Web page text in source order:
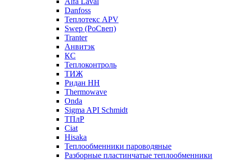
Danfoss
Теплотекс APV
Swep (РоСвеп)
Tranter
Анвитэк
КС
Теплоконтроль
ТИЖ
Ридан НН
Thermowave
Onda
Sigma API Schmidt
ТПлР
Ciat
Hisaka
Теплообменники пароводяные
Разборные пластинчатые теплообменники